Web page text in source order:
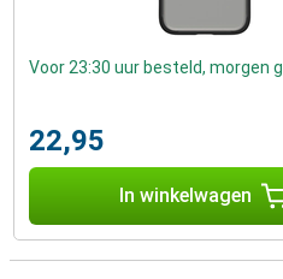
Voor 23:30 uur besteld, morgen
22,95
In winkelwagen